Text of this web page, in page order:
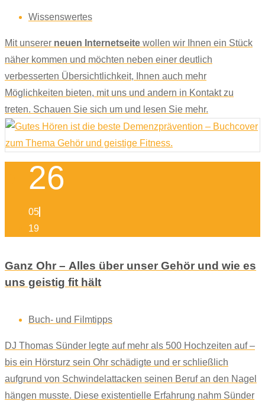
Wissenswertes
Mit unserer neuen Internetseite wollen wir Ihnen ein Stück
näher kommen und möchten neben einer deutlich
verbesserten Übersichtlichkeit, Ihnen auch mehr
Möglichkeiten bieten, mit uns und andern in Kontakt zu
treten. Schauen Sie sich um und lesen Sie mehr.
26
05
19
Ganz Ohr – Alles über unser Gehör und wie es
uns geistig fit hält
Buch- und Filmtipps
DJ Thomas Sünder legte auf mehr als 500 Hochzeiten auf –
bis ein Hörsturz sein Ohr schädigte und er schließlich
aufgrund von Schwindelattacken seinen Beruf an den Nagel
hängen musste. Diese existentielle Erfahrung nahm Sünder